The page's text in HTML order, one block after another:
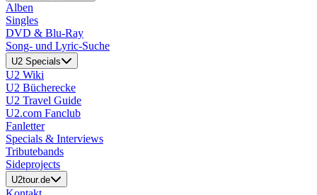
Alben
Singles
DVD & Blu-Ray
Song- und Lyric-Suche
U2 Specials
U2 Wiki
U2 Bücherecke
U2 Travel Guide
U2.com Fanclub
Fanletter
Specials & Interviews
Tributebands
Sideprojects
U2tour.de